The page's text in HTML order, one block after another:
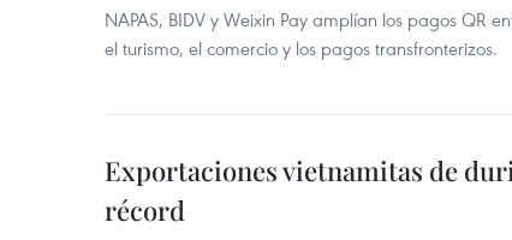
NAPAS, BIDV y Weixin Pay amplían los pagos QR
el turismo, el comercio y los pagos transfronterizos.
Exportaciones vietnamitas de
récord